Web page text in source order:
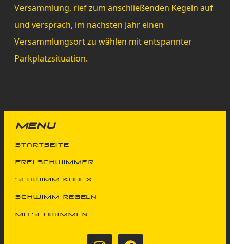
Versammlung, rief zum anschließenden Kegeln auf
und versprach, im nächsten Jahr einen
Versammlungsort zu wählen mit entspannter
Parkplatzsituation.
MENU
Startseite
FREi SChwimmer
schwimm kodex
schwimm regeln
mitschwimmen